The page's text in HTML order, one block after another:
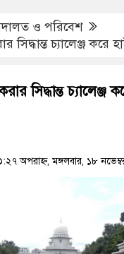
ও পরিবেশ
চ্যালেঞ্জ করে
সিদ্ধান্ত চ্যালেঞ্জ
অপরাহ্ন, মঙ্গলবার, ১৮